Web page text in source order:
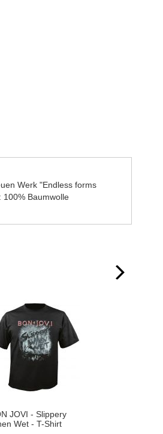
Werk "Endless forms
100% Baumwolle
JOVI - Slippery
Wet - T-Shirt